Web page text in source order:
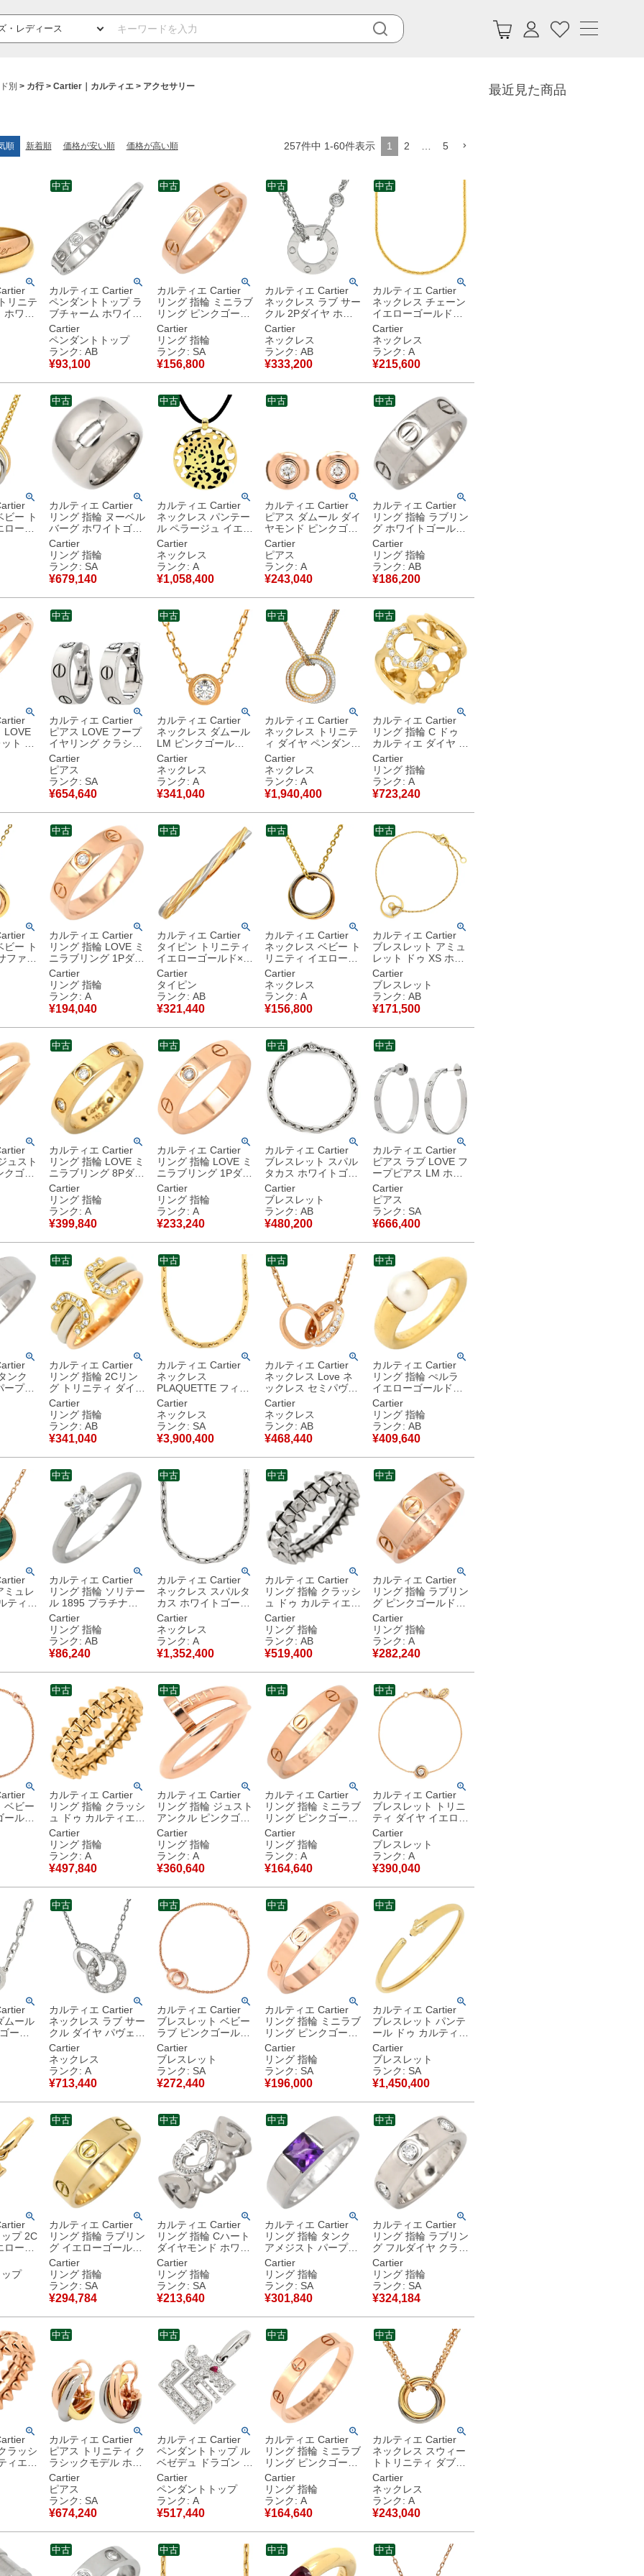
別 カ行 Cartier｜カルティエ アクセサリー
順 新着順 価格が安い順 価格が高い順 257件中 1-60件表示 1 2 … 5
リニテ
ワイ
カルティエ Cartier
ペンダントトップ ラ
ブチャーム ホワイト
ゴールド LOVE
Au750 18K 18金 WG
ベビー ネックレスト
ップ 【中古】中古品
Cartier
ペンダントトップ
ランク: AB
¥93,100
中古
カルティエ Cartier
リング 指輪 ミニラブ
リング ピンクゴール
ド #49(JP9) スモー
ルモデル LOVE Ring
18K 750PG 9号
B4085200 【中古】
新品同様品
Cartier
リング 指輪
ランク: SA
¥156,800
中古
カルティエ Cartier
ネックレス ラブ サー
クル 2Pダイヤ ホワ
イトゴールド 18金
750WG Wチェーン
B7219400 【中古】
中古品
Cartier
ネックレス
ランク: AB
¥333,200
中古
カルティエ Cartier
ネックレス チェーン
イエローゴールド
18K 18金 750YG
【中古】中古美品
Cartier
ネックレス
ランク: A
¥215,600
中古
ビー ト
ーゴ
カルティエ Cartier
リング 指輪 ヌーベル
バーグ ホワイトゴー
ルド #49(JP9) 750
18K WG 9号 【修理
証明書】 【中古】新
品同様品
Cartier
リング 指輪
ランク: SA
¥679,140
中古
カルティエ Cartier
ネックレス パンテー
ル ペラージュ イエロ
ーゴールド Au750
18K ツァボライト パ
ンサー 豹 【中古】中
古美品
Cartier
ネックレス
ランク: A
¥1,058,400
中古
カルティエ Cartier
ピアス ダムール ダイ
ヤモンド ピンクゴー
ルド K18PG ローズ
RG Au750 18K 18金
1P 1石 1粒
B8301214 【保証
書】 【中古】中古美
品
Cartier
ピアス
ランク: A
¥243,040
中古
カルティエ Cartier
リング 指輪 ラブリン
グ ホワイトゴールド
#49(JP9) クラシック
モデル LOVE Ring
750 18K WG 8.5号
B4084700 【中古】
中古品
Cartier
リング 指輪
ランク: AB
¥186,200
中古
LOVE
ト 旧
カルティエ Cartier
ピアス LOVE フープ
イヤリング クラシッ
クモデル ホワイトゴ
ールド K18 18K 750
WG 【箱】 【中古】
新品同様品
Cartier
ピアス
ランク: SA
¥654,640
中古
カルティエ Cartier
ネックレス ダムール
LM ピンクゴールド
1P 一粒 750 PG ラー
ジモデル B7215500
【箱】 【中古】中古
美品
Cartier
ネックレス
ランク: A
¥341,040
中古
カルティエ Cartier
ネックレス トリニテ
ィ ダイヤ ペンダント
イエローゴールド×ピ
ンクゴールド×ホワイ
トゴールド 3カラー
18金 750 3連 トリプ
ルチェーン 【中古】
中古美品
Cartier
ネックレス
ランク: A
¥1,940,400
中古
カルティエ Cartier
リング 指輪 C ドゥ
カルティエ ダイヤ イ
エローゴールド
#49(JP9) 750 18K
YG 9号 【箱】 【中
古】中古美品
Cartier
リング 指輪
ランク: A
¥723,240
中古
ビー ト
ァイ
カルティエ Cartier
リング 指輪 LOVE ミ
ニラブリング 1Pダイ
ヤ ピンクゴールド
#49(JP9) スモールモ
デル LOVE Ring 750
18K PG 11号
B4050700 【保証
書】 【中古】中古美
品
Cartier
リング 指輪
ランク: A
¥194,040
中古
カルティエ Cartier
タイピン トリニティ
イエローゴールド×ピ
ンクゴールド×ホワイ
トゴールド 3カラー
3ゴールド タイバー
750 18K 【中古】中
古品
Cartier
タイピン
ランク: AB
¥321,440
中古
カルティエ Cartier
ネックレス ベビー ト
リニティ イエローゴ
ールド×ホワイトゴー
ルド×ピンクゴールド
スリーカラー Au750
18K 18金 B7006600
【中古】中古美品
Cartier
ネックレス
ランク: A
¥156,800
中古
カルティエ Cartier
ブレスレット アミュ
レット ドゥ XS ホワ
イト×イエローゴール
ド 白 シェル 1Pダイ
ヤモンド 750 18金
【中古】中古品
Cartier
ブレスレット
ランク: AB
¥171,500
中古
ュスト
ゴー
カルティエ Cartier
リング 指輪 LOVE ミ
ニラブリング 8Pダイ
ヤ イエローゴールド
#52(JP12) スモール
モデル 750 YG フル
ダイヤ 11.5号
B4056200 【中古】
中古美品
Cartier
リング 指輪
ランク: A
¥399,840
中古
カルティエ Cartier
リング 指輪 LOVE ミ
ニラブリング 1Pダイ
ヤ ピンクゴールド
#49(JP9) スモールモ
デル LOVE Ring 750
18K PG 9号
B4050700 【中古】
中古美品
Cartier
リング 指輪
ランク: A
¥233,240
中古
カルティエ Cartier
ブレスレット スパル
タカス ホワイトゴー
ルド 750 18K WG 18
金 チェーン 【中古】
中古品
Cartier
ブレスレット
ランク: AB
¥480,200
中古
カルティエ Cartier
ピアス ラブ LOVE フ
ープピアス LM ホワ
イトゴールド 750
18K WG B8028300
【中古】新品同様品
Cartier
ピアス
ランク: SA
¥666,400
中古
ンク
プル
カルティエ Cartier
リング 指輪 2Cリン
グ トリニティ ダイヤ
イエローゴールド×ピ
ンクゴールド×ホワイ
トゴールド
#50(JP10) ドゥーブ
ルC 3カラー 750
18K 11号 【中古】中
古品
Cartier
リング 指輪
ランク: AB
¥341,040
中古
カルティエ Cartier
ネックレス
PLAQUETTE フィガ
ロ チェーン イエロー
ゴールド プレート
18金 750YG ロング
5.4mm幅 【修理証明
書】 【中古】新品同
様品
Cartier
ネックレス
ランク: SA
¥3,900,400
中古
カルティエ Cartier
ネックレス Love ネ
ックレス セミパヴェ
ピンクゴールド 18K
750 PG ベビーラブ
ダイヤ CRB7013900
【中古】中古品
Cartier
ネックレス
ランク: AB
¥468,440
中古
カルティエ Cartier
リング 指輪 ぺルラ
イエローゴールド
#54(JP14) 750 18K
パール 真珠 11.5号
【中古】中古品
Cartier
リング 指輪
ランク: AB
¥409,640
中古
ミュレ
ティエ
カルティエ Cartier
リング 指輪 ソリテー
ル 1895 プラチナシ
ルバー #48(JP8) ダ
イヤモンド ブリリア
ントカット 立爪 7.5
号 【保証書】 【中
古】中古品
Cartier
リング 指輪
ランク: AB
¥86,240
中古
カルティエ Cartier
ネックレス スパルタ
カス ホワイトゴール
ド K18 750 WG
Au750 18K チェーン
【中古】中古美品
Cartier
ネックレス
ランク: A
¥1,352,400
中古
カルティエ Cartier
リング 指輪 クラッシ
ュ ドゥ カルティエ
SM ホワイトゴール
ド #51(JP11) 18K
750 WG 10号
B4233100 【中古】
中古品
Cartier
リング 指輪
ランク: AB
¥519,400
中古
カルティエ Cartier
リング 指輪 ラブリン
グ ピンクゴールド
#57(JP17) クラシッ
クモデル LOVE Ring
750 18K PG 18金
16.5号 B4084800
【中古】中古美品
Cartier
リング 指輪
ランク: A
¥282,240
中古
ベビー
ルド
カルティエ Cartier
リング 指輪 クラッシ
ュ ドゥ カルティエ
SM ピンクゴールド
#57(JP17) 750 18K
PG RG 16号
B4229800 【中古】
中古美品
Cartier
リング 指輪
ランク: A
¥497,840
中古
カルティエ Cartier
リング 指輪 ジュスト
アンクル ピンクゴー
ルド #51(JP11) 750
18K PG JUSTE UN
CLOU 釘モチーフ 11
号 B4092500 【中
古】中古美品
Cartier
リング 指輪
ランク: A
¥360,640
中古
カルティエ Cartier
リング 指輪 ミニラブ
リング ピンクゴール
ド #62(JP22) スモー
ルモデル LOVE Ring
18K 750PG 21号
B4085200 【中古】
中古美品
Cartier
リング 指輪
ランク: A
¥164,640
中古
カルティエ Cartier
ブレスレット トリニ
ティ ダイヤ イエロー
ゴールド×ピンクゴー
ルド×ホワイトゴール
ド #15 1石 1粒 3カラ
ー 750 18金 【保証
書】 【中古】中古美
品
Cartier
ブレスレット
ランク: A
¥390,040
中古
ムール
ール
カルティエ Cartier
ネックレス ラブ サー
クル ダイヤ パヴェ
ホワイトゴールド 18
金 750WG
B7216300 【中古】
中古美品
Cartier
ネックレス
ランク: A
¥713,440
中古
カルティエ Cartier
ブレスレット ベビー
ラブ ピンクゴールド
Love Au750 18K 18
金 PG RG ローズゴ
ールド B6027000
【中古】新品同様品
Cartier
ブレスレット
ランク: SA
¥272,440
中古
カルティエ Cartier
リング 指輪 ミニラブ
リング ピンクゴール
ド #56(JP16) スモー
ルモデル LOVE Ring
18K 750PG 15.5号
B4085200 【中古】
新品同様品
Cartier
リング 指輪
ランク: SA
¥196,000
中古
カルティエ Cartier
ブレスレット パンテ
ール ドゥ カルティエ
イエローゴールド
#20 バングル 18K
750YG オニキス ツ
ァボライト 【中古】
新品同様品
Cartier
ブレスレット
ランク: SA
¥1,450,400
中古
プ 2C
ーゴ
金
古】
プ
カルティエ Cartier
リング 指輪 ラブリン
グ イエローゴールド
#60(JP20) クラシッ
クモデル LOVE Ring
750 18K YG 18金 19
号 B4084600 【中
古】新品同様品
Cartier
リング 指輪
ランク: SA
¥294,784
中古
カルティエ Cartier
リング 指輪 Cハート
ダイヤモンド ホワイ
トゴールド #48
Au750 18K 18金 7.5
号 B4041500 【中
古】新品同様品
Cartier
リング 指輪
ランク: SA
¥213,640
中古
カルティエ Cartier
リング 指輪 タンク
アメジスト パープル
×ホワイトゴールド
#57 Au750 18K 18金
スクエアカット 17号
【中古】新品同様品
Cartier
リング 指輪
ランク: SA
¥301,840
中古
カルティエ Cartier
リング 指輪 ラブリン
グ フルダイヤ クラシ
ック ホワイトゴール
ド #52 LOVE Ring
Au750 18K 6石 12号
B4026000 【中古】
新品同様品
Cartier
リング 指輪
ランク: SA
¥324,184
中古
ラッシ
ィエ
カルティエ Cartier
ピアス トリニティ ク
ラシックモデル ホワ
イトゴールド×イエロ
ーゴールド×ピンクゴ
ールド Cartier Au750
18K 3カラー
80083231 【箱】
【中古】新品同様品
Cartier
ピアス
ランク: SA
¥674,240
中古
カルティエ Cartier
ペンダントトップ ル
ベゼデュ ドラゴン チ
ャーム ホワイトゴー
ルド 18金 750 WG
ルビー 赤 B3009700
【箱】 【中古】中古
美品
Cartier
ペンダントトップ
ランク: A
¥517,440
中古
カルティエ Cartier
リング 指輪 ミニラブ
リング ピンクゴール
ド #61(JP21) スモー
ルモデル LOVE Ring
18K 750PG 20号
B4085200 【中古】
中古美品
Cartier
リング 指輪
ランク: A
¥164,640
中古
カルティエ Cartier
ネックレス スウィー
トトリニティ ダブル
チェーン イエローゴ
ールド×ホワイトゴー
ルド×ピンクゴールド
18金 18K 3カラー
B7218200 【箱】
【中古】中古美品
Cartier
ネックレス
ランク: A
¥243,040
中古
中古 中古 中古 中古
最近見た商品